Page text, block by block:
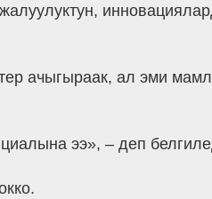
ачыгыраак, ал эми
ээ», – деп